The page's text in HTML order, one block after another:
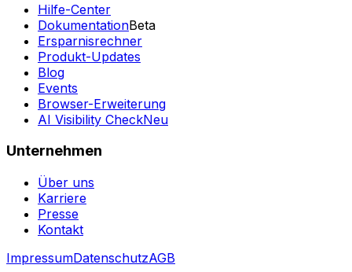
Hilfe-Center
DokumentationBeta
Ersparnisrechner
Produkt-Updates
Blog
Events
Browser-Erweiterung
AI Visibility CheckNeu
Unternehmen
Über uns
Karriere
Presse
Kontakt
ImpressumDatenschutzAGB